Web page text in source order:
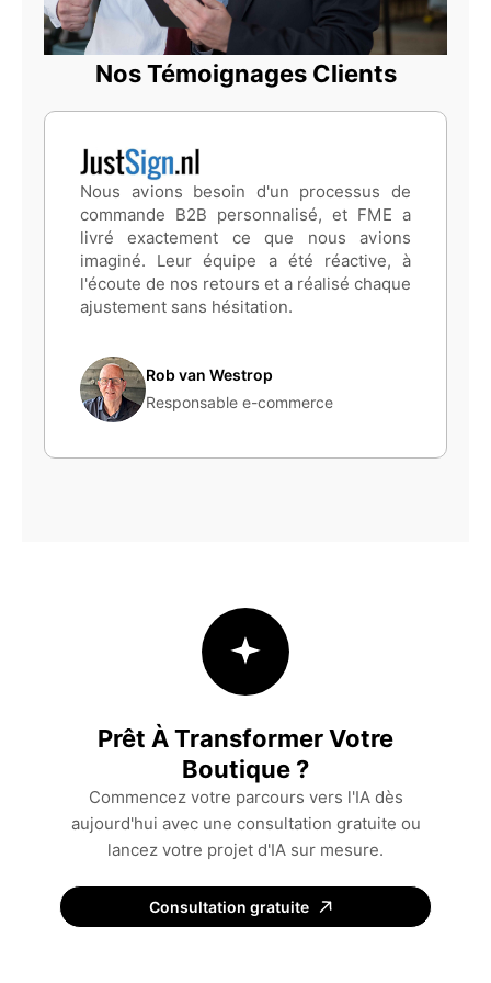
Nos Témoignages Clients
Nous avions besoin d'un processus de
commande B2B personnalisé, et FME a
livré exactement ce que nous avions
imaginé. Leur équipe a été réactive, à
l'écoute de nos retours et a réalisé chaque
ajustement sans hésitation.
Rob van Westrop
Responsable e-commerce
Prêt À Transformer Votre
Boutique ?
Commencez votre parcours vers l'IA dès
aujourd'hui avec une consultation gratuite ou
lancez votre projet d'IA sur mesure.
Consultation gratuite